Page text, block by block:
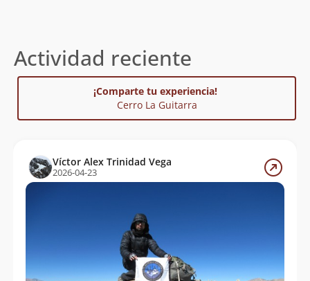
Actividad reciente
¡Comparte tu experiencia!
Cerro La Guitarra
Víctor Alex Trinidad Vega
2026-04-23